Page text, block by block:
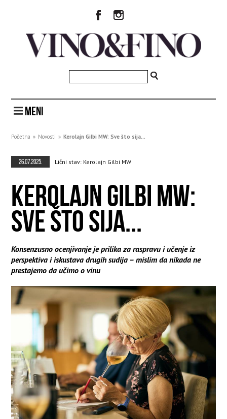
MENI
Početna » Novosti » Kerolajn Gilbi MW: Sve što sija...
26.07.2025. Lični stav: Kerolajn Gilbi MW
KEROLAJN GILBI MW:
SVE ŠTO SIJA...
Konsenzusno ocenjivanje je prilika za raspravu i učenje iz
perspektiva i iskustava drugih sudija – mislim da nikada ne
prestajemo da učimo o vinu